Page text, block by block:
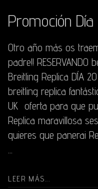
Promoción
Otro año más os
padre!! RESERVANDO
Breitling Replica DÍA
breitling replica
UK oferta para que
Replica maravillosa
quieres que panerai
...
LEER MÁS...